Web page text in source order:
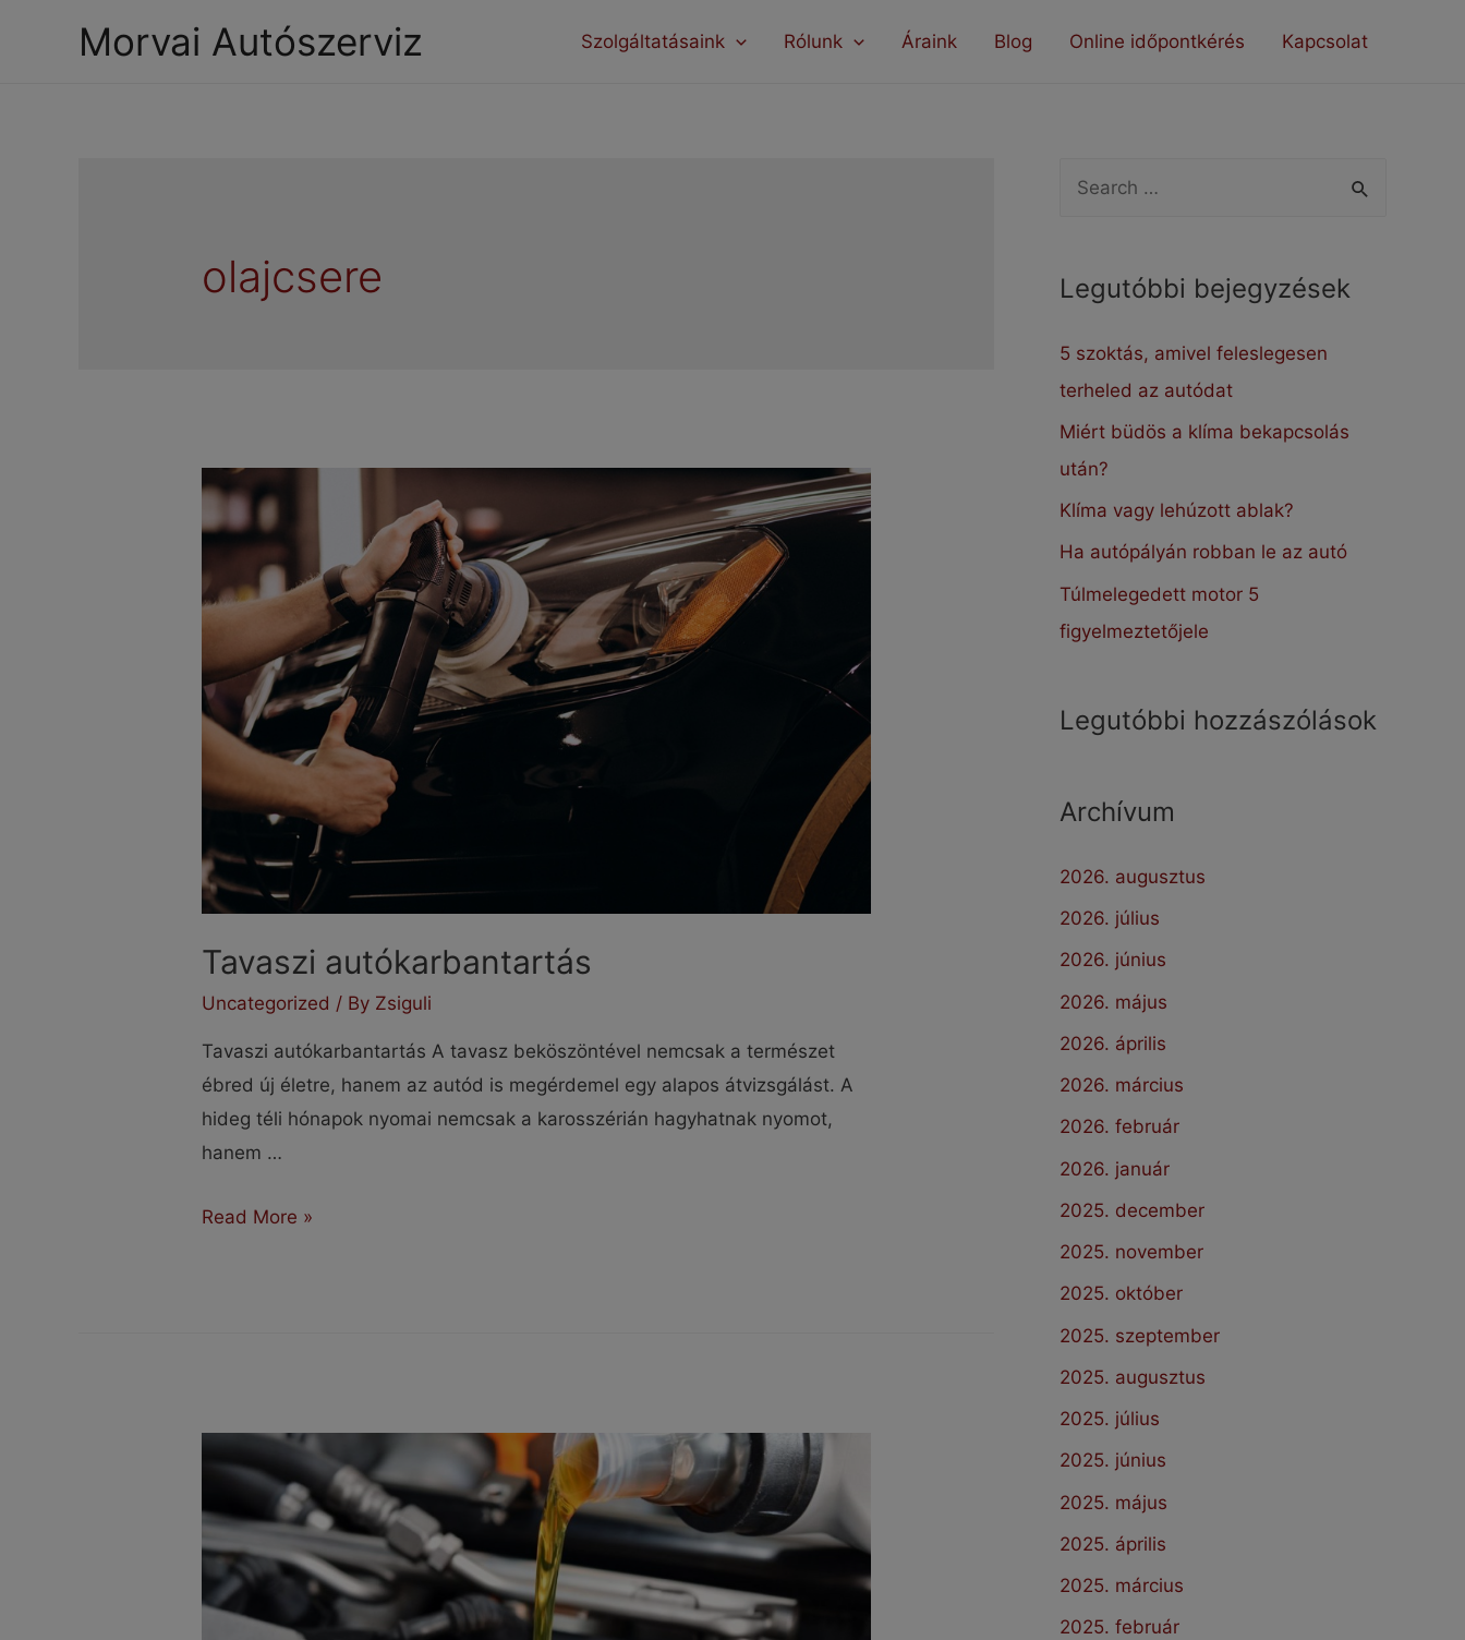
Morvai Autószerviz Szolgáltatásaink Rólunk Áraink Blog Online időpontkérés Kapcsolat
olajcsere
Tavaszi autókarbantartás
Uncategorized / By Zsiguli
Tavaszi autókarbantartás A tavasz beköszöntével nemcsak a természet
ébred új életre, hanem az autód is megérdemel egy alapos átvizsgálást. A
hideg téli hónapok nyomai nemcsak a karosszérián hagyhatnak nyomot,
hanem …
Tavaszi
Read More »
h
f
o
r
:
Legutóbbi bejegyzések
5 szoktás, amivel feleslegesen
terheled az autódat
Miért büdös a klíma bekapcsolás
után?
Klíma vagy lehúzott ablak?
Ha autópályán robban le az autó
Túlmelegedett motor 5
figyelmeztetőjele
Legutóbbi hozzászólások
Archívum
2026. augusztus
2026. július
2026. június
2026. május
2026. április
2026. március
2026. február
2026. január
2025. december
2025. november
2025. október
2025. szeptember
2025. augusztus
2025. július
2025. június
2025. május
2025. április
2025. március
2025. február